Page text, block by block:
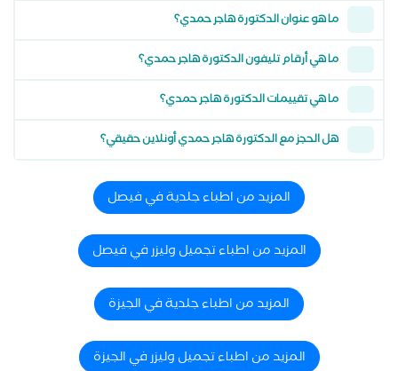
ما هو عنوان الدكتورة هاجر حمدي؟
ما هي أرقام تليفون الدكتورة هاجر حمدي؟
ما هي تقييمات الدكتورة هاجر حمدي؟
هل الحجز مع الدكتورة هاجر حمدي أونلاين حقيقي؟
المزيد من اطباء جلدية في فيصل
المزيد من اطباء تجميل وليزر في فيصل
المزيد من اطباء جلدية في الجيزة
المزيد من اطباء تجميل وليزر في الجيزة